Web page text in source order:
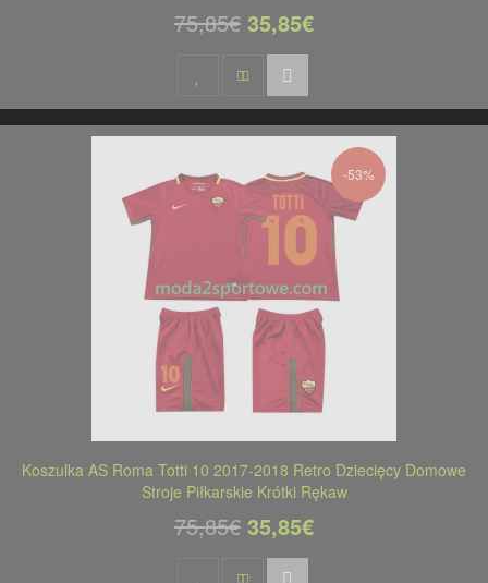
75,85€ 35,85€
-53%
Koszulka AS Roma Totti 10 2017-2018 Retro Dziecięcy Domowe
Stroje Piłkarskie Krótki Rękaw
75,85€ 35,85€